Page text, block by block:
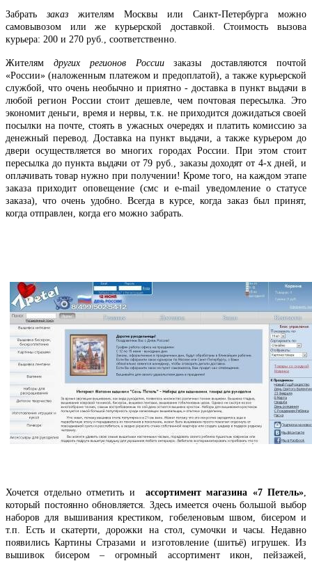
Забрать заказ жителям Москвы или Санкт-Петербурга можно
самовывозом или же курьерской доставкой. Стоимость вызова
курьера: 200 и 270 руб., соответственно.
Жителям других регионов Россиизаказы доставляются почтой
«России» (наложенным платежом и предоплатой), а также курьерской
службой, что очень необычно и приятно - доставка в пункт выдачи в
любой регион России стоит дешевле, чем почтовая пересылка. Это
экономит деньги, время и нервы, т.к. не приходится дожидаться своей
посылки на почте, стоять в ужасных очередях и платить комиссию за
денежный перевод. Доставка на пункт выдачи, а также курьером до
двери осуществляется во многих городах России. При этом стоит
пересылка до пункта выдачи от 79 руб., заказы доходят от 4-х дней, и
оплачивать товар нужно при получении! Кроме того, на каждом этапе
заказа приходит оповещение (смс и e-mail уведомление о статусе
заказа), что очень удобно. Всегда в курсе, когда заказ был принят,
когда отправлен, когда его можно забрать.
Хочется отдельно отметить и ассортимент магазина «7 Петель»
который постоянно обновляется. Здесь имеется очень большой выбор
наборов для вышивания крестиком, гобеленовым швом, бисером и
т.п. Есть и скатерти, дорожки на стол, сумочки и часы. Недавно
появились Картины Стразами и изготовление (шитьё) игрушек. Из
вышивок бисером – огромный ассортимент икон, пейзажей,